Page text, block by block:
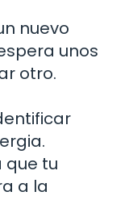
nuevo
unos
otro.
que tu
a la